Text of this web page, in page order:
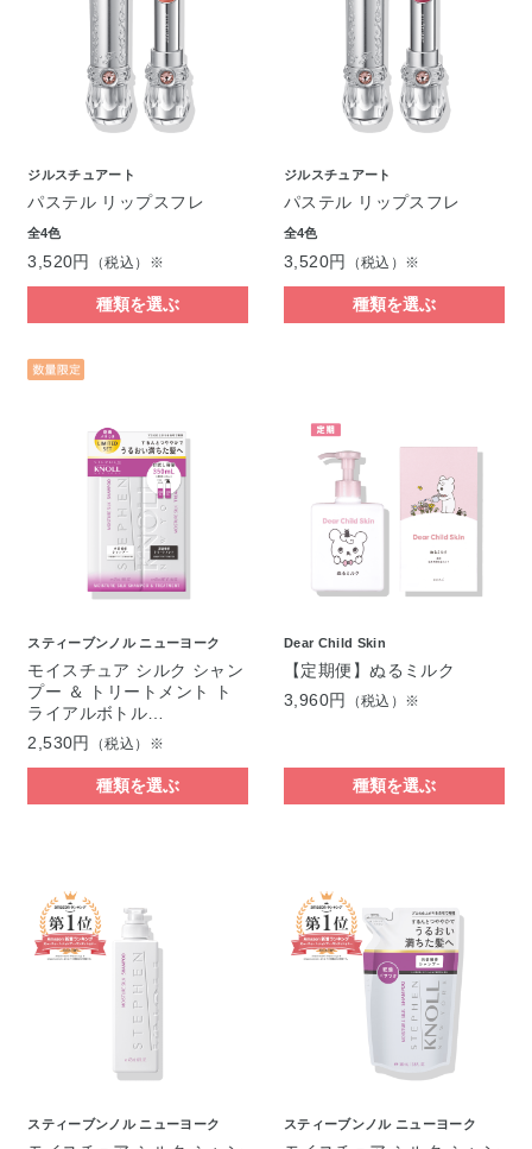
ジルスチュアート
パステル リップスフレ
全4色
3,520円 （税込）※
種類を選ぶ
ジルスチュアート
パステル リップスフレ
全4色
3,520円 （税込）※
種類を選ぶ
スティーブンノル ニューヨーク
モイスチュア シルク シャン
プー ＆ トリートメント ト
ライアルボトル…
2,530円
（税込）※
種類を選ぶ
Dear Child Skin
【定期便】ぬるミルク
3,960円
（税込）※
種類を選ぶ
スティーブンノル ニューヨーク スティーブンノル ニューヨーク